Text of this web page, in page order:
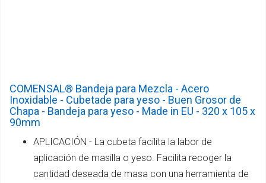
COMENSAL® Bandeja para Mezcla - Acero
Inoxidable - Cubetade para yeso - Buen Grosor de
Chapa - Bandeja para yeso - Made in EU - 320 x 105 x
90mm
APLICACIÓN - La cubeta facilita la labor de
aplicación de masilla o yeso. Facilita recoger la
cantidad deseada de masa con una herramienta de